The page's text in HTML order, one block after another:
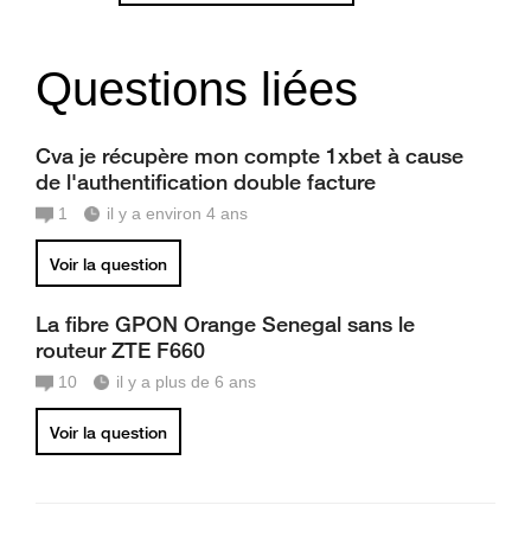
Questions liées
Cva je récupère mon compte 1xbet à cause
de l'authentification double facture
1 il y a environ 4 ans
Voir la question
La fibre GPON Orange Senegal sans le
routeur ZTE F660
10 il y a plus de 6 ans
Voir la question